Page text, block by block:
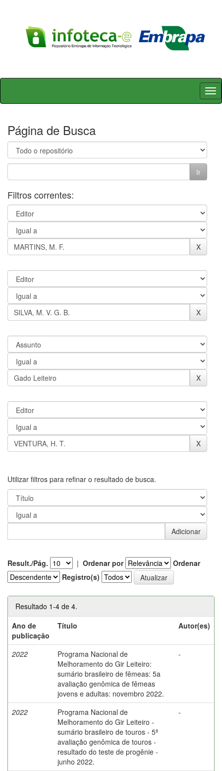
Skip
Página de Busca
Filtros correntes:
Utilizar filtros para refinar o resultado de busca.
Result./Pág. | Ordenar por
Ordenar
Registro(s)
Resultado 1-4 de 4.
Ano de
publicação
Título Autor(es)
2022
Programa Nacional de
Melhoramento do Gir Leiteiro:
sumário brasileiro de fêmeas: 5a
avaliação genômica de fêmeas
jovens e adultas: novembro 2022.
-
2022
Programa Nacional de
Melhoramento do Gir Leiteiro -
sumário brasileiro de touros - 5ª
avaliação genômica de touros -
resultado do teste de progênie -
junho 2022.
-